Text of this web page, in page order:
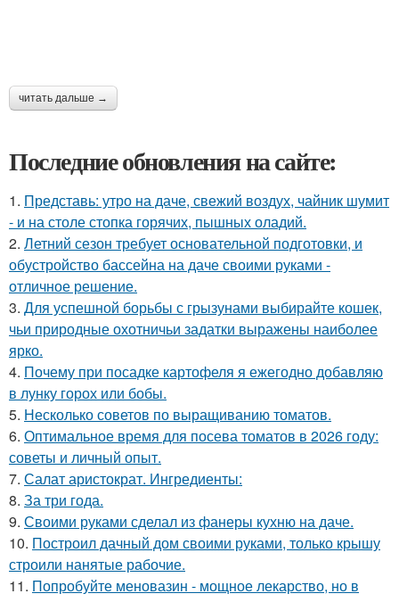
читать дальше →
Последние обновления на сайте:
1. Представь: утро на даче, свежий воздух, чайник шумит
- и на столе стопка горячих, пышных оладий.
2. Летний сезон требует основательной подготовки, и
обустройство бассейна на даче своими руками -
отличное решение.
3. Для успешной борьбы с грызунами выбирайте кошек,
чьи природные охотничьи задатки выражены наиболее
ярко.
4. Почему при посадке картофеля я ежегодно добавляю
в лунку горох или бобы.
5. Несколько советов по выращиванию томатов.
6. Оптимальное время для посева томатов в 2026 году:
советы и личный опыт.
7. Салат аристократ. Ингредиенты:
8. За три года.
9. Своими руками сделал из фанеры кухню на даче.
10. Построил дачный дом своими руками, только крышу
строили нанятые рабочие.
11. Попробуйте меновазин - мощное лекарство, но в